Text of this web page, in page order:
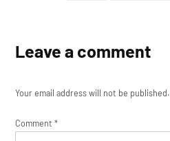
Leave a comment
Your email address will not be published.
Comment*